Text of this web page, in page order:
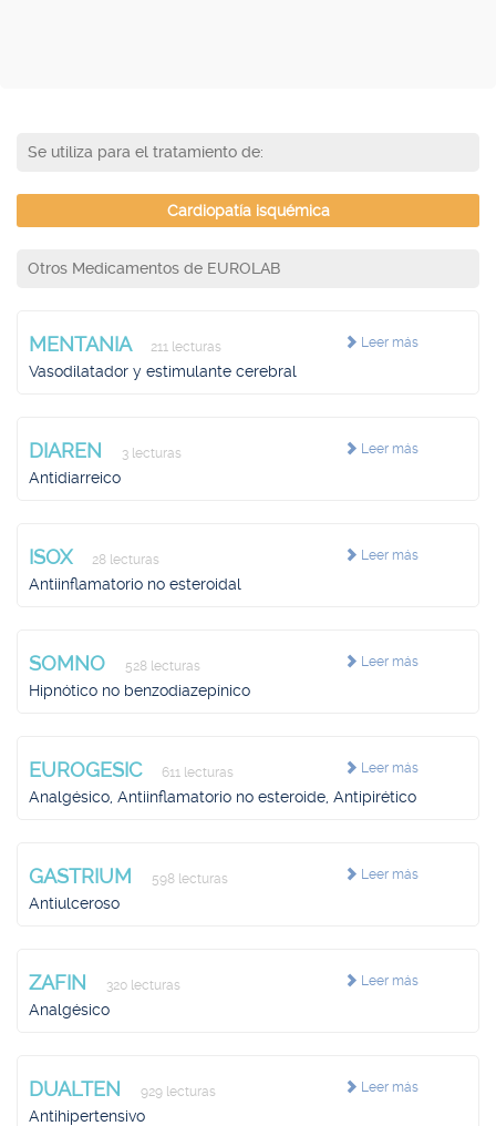
Se utiliza para el tratamiento de:
Cardiopatía isquémica
Otros Medicamentos de EUROLAB
Leer más
MENTANIA 211 lecturas
Vasodilatador y estimulante cerebral
Leer más
DIAREN 3 lecturas
Antidiarreico
Leer más
ISOX 28 lecturas
Antiinflamatorio no esteroidal
Leer más
SOMNO 528 lecturas
Hipnótico no benzodiazepínico
Leer más
EUROGESIC 611 lecturas
Analgésico, Antiinflamatorio no esteroide, Antipirético
Leer más
GASTRIUM 598 lecturas
Antiulceroso
Leer más
ZAFIN 320 lecturas
Analgésico
Leer más
DUALTEN 929 lecturas
Antihipertensivo